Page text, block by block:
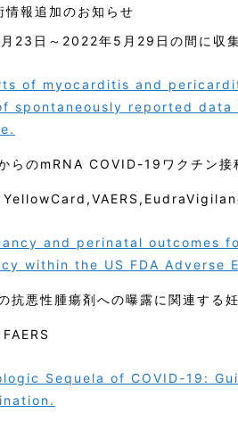
情報追加のお知らせ
23日～2022年5月29日の間に収
of myocarditis and
spontaneously reported
らのmRNA COVID-19ワクチン接
and perinatal outcomes
within the US FDA Adverse
抗悪性腫瘍剤への曝露に関連する
Sequela of COVID-19: